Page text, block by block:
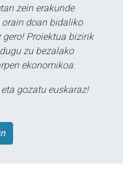
zein erakunde
doan bidaliko
Proiektua bizirik
zu bezalako
ekonomikoa.
gozatu euskaraz!